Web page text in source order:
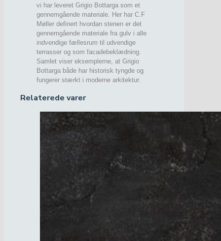
vi har leveret Grigio Bottarga som et
gennemgående materiale. Her har C.F
Møller definert hvordan stenen er det
gennemgående materiale fra gulv i alle
indvendige fællesrum til udvendige
terrasser og som facadebeklædning.
Samlet viser eksemplerne, at Grigio
Bottarga både har historisk tyngde og
fungerer stærkt i moderne arkitektur.
Relaterede varer